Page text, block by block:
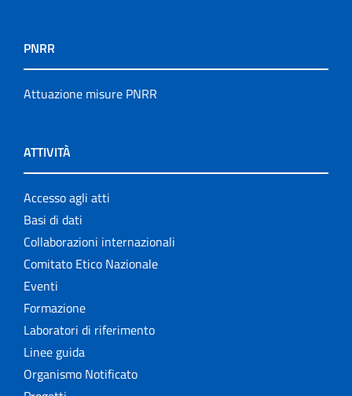
PNRR
Attuazione misure PNRR
ATTIVITÀ
Accesso agli atti
Basi di dati
Collaborazioni internazionali
Comitato Etico Nazionale
Eventi
Formazione
Laboratori di riferimento
Linee guida
Organismo Notificato